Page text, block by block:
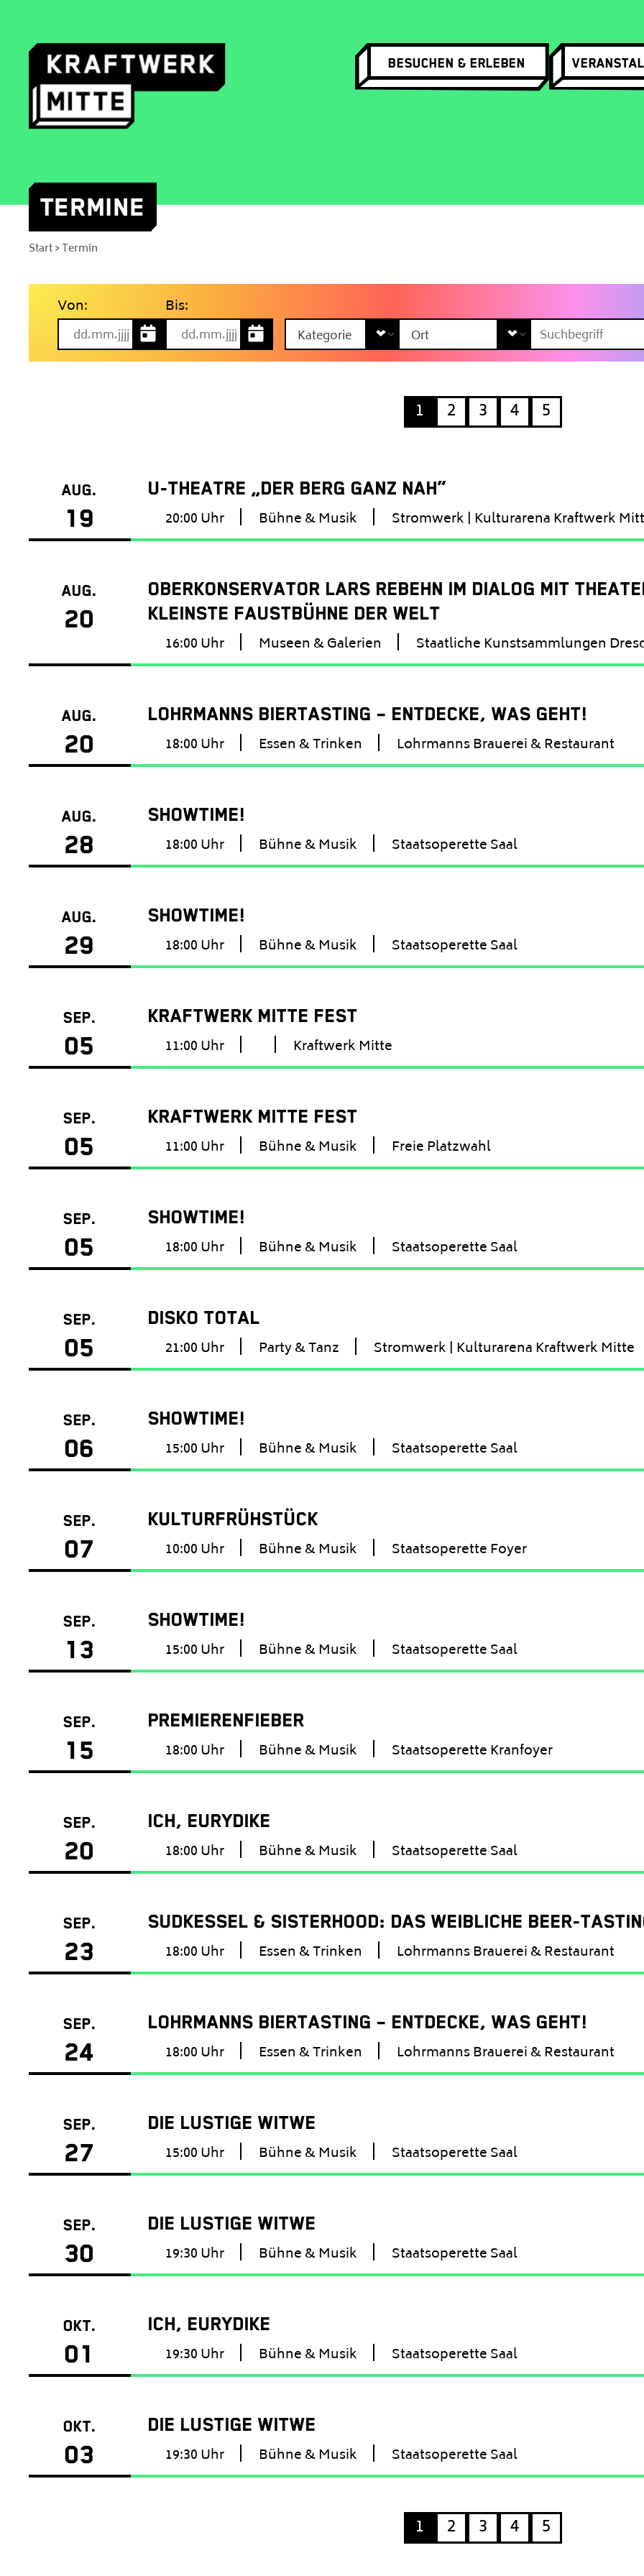
Besuchen & Erleben
TERMINE
Start>Termin
Von: Bis:
06.08.2026
1 2 3 4 5
AUG.
19
U-THEATRE „DER BERG GANZ NAH“
20:00 Uhr Bühne & Musik Stromwerk | Kulturarena Kraftwerk
AUG.
20
OBERKONSERVATOR LARS REBEHN IM DIALOG MIT
KLEINSTE FAUSTBÜHNE DER WELT
16:00 Uhr Museen & Galerien Staatliche Kunstsammlungen
AUG.
20
LOHRMANNS BIERTASTING – ENTDECKE, WAS GEHT!
18:00 Uhr Essen & Trinken Lohrmanns Brauerei & Restaurant
AUG.
28
SHOWTIME!
18:00 Uhr Bühne & Musik Staatsoperette Saal
AUG.
29
SHOWTIME!
18:00 Uhr Bühne & Musik Staatsoperette Saal
SEP.
05
KRAFTWERK MITTE FEST
11:00 Uhr Kraftwerk Mitte
SEP.
05
KRAFTWERK MITTE FEST
11:00 Uhr Bühne & Musik Freie Platzwahl
SEP.
05
SHOWTIME!
18:00 Uhr Bühne & Musik Staatsoperette Saal
SEP.
05
DISKO TOTAL
21:00 Uhr Party & Tanz Stromwerk | Kulturarena Kraftwerk Mitte
SEP.
06
SHOWTIME!
15:00 Uhr Bühne & Musik Staatsoperette Saal
SEP.
07
KULTURFRÜHSTÜCK
10:00 Uhr Bühne & Musik Staatsoperette Foyer
SEP.
13
SHOWTIME!
15:00 Uhr Bühne & Musik Staatsoperette Saal
SEP.
15
PREMIERENFIEBER
18:00 Uhr Bühne & Musik Staatsoperette Kranfoyer
SEP.
20
ICH, EURYDIKE
18:00 Uhr Bühne & Musik Staatsoperette Saal
SEP.
23
SUDKESSEL & SISTERHOOD: DAS WEIBLICHE BEER-
18:00 Uhr Essen & Trinken Lohrmanns Brauerei & Restaurant
SEP.
24
LOHRMANNS BIERTASTING – ENTDECKE, WAS GEHT!
18:00 Uhr Essen & Trinken Lohrmanns Brauerei & Restaurant
SEP.
27
DIE LUSTIGE WITWE
15:00 Uhr Bühne & Musik Staatsoperette Saal
SEP.
30
DIE LUSTIGE WITWE
19:30 Uhr Bühne & Musik Staatsoperette Saal
OKT.
01
ICH, EURYDIKE
19:30 Uhr Bühne & Musik Staatsoperette Saal
OKT.
03
DIE LUSTIGE WITWE
19:30 Uhr Bühne & Musik Staatsoperette Saal
1 2 3 4 5